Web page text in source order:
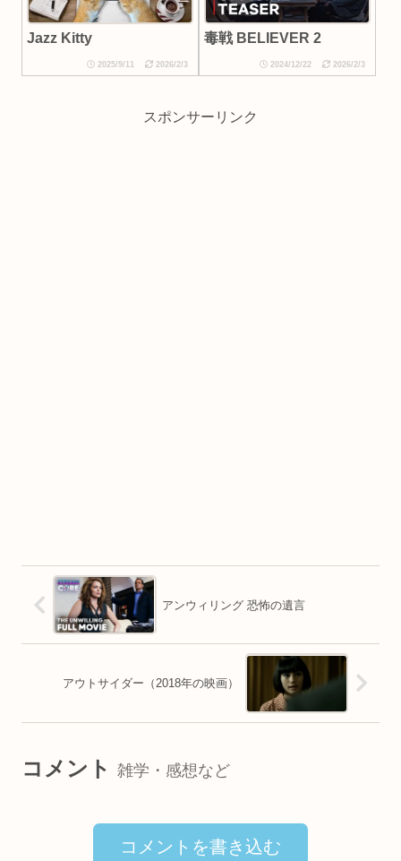
Jazz Kitty
2025/9/11 2026/2/3
毒戦 BELIEVER 2
2024/12/22 2026/2/3
スポンサーリンク
アンウィリング 恐怖の遺言
アウトサイダー（2018年の映画）
コメント 雑学・感想など
コメントを書き込む